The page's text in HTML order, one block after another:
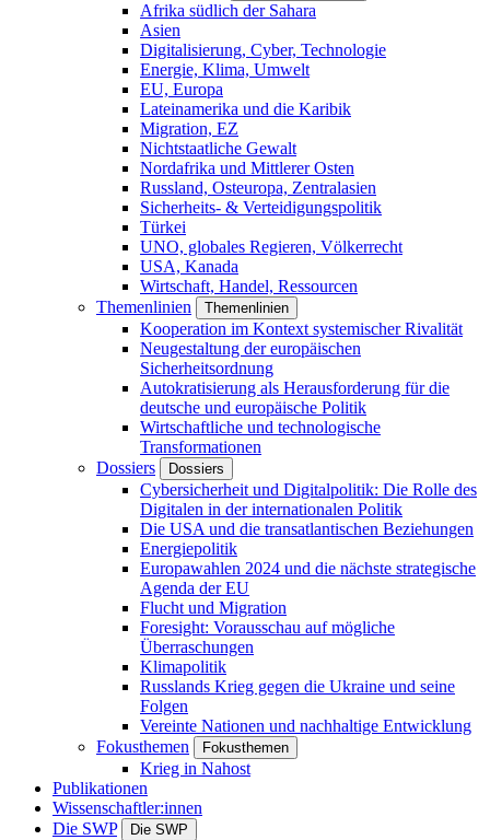
Afrika südlich der Sahara
Asien
Digitalisierung, Cyber, Technologie
Energie, Klima, Umwelt
EU, Europa
Lateinamerika und die Karibik
Migration, EZ
Nichtstaatliche Gewalt
Nordafrika und Mittlerer Osten
Russland, Osteuropa, Zentralasien
Sicherheits- & Verteidigungspolitik
Türkei
UNO, globales Regieren, Völkerrecht
USA, Kanada
Wirtschaft, Handel, Ressourcen
Themenlinien
Themenlinien
Kooperation im Kontext systemischer Rivalität
Neugestaltung der europäischen
Sicherheitsordnung
Autokratisierung als Herausforderung für die
deutsche und europäische Politik
Wirtschaftliche und technologische
Transformationen
Dossiers
Dossiers
Cybersicherheit und Digitalpolitik: Die Rolle des
Digitalen in der internationalen Politik
Die USA und die transatlantischen Beziehungen
Energiepolitik
Europawahlen 2024 und die nächste strategische
Agenda der EU
Flucht und Migration
Foresight: Vorausschau auf mögliche
Überraschungen
Klimapolitik
Russlands Krieg gegen die Ukraine und seine
Folgen
Vereinte Nationen und nachhaltige Entwicklung
Fokusthemen
Fokusthemen
Krieg in Nahost
Publikationen
Wissenschaftler:innen
Die SWP
Die SWP